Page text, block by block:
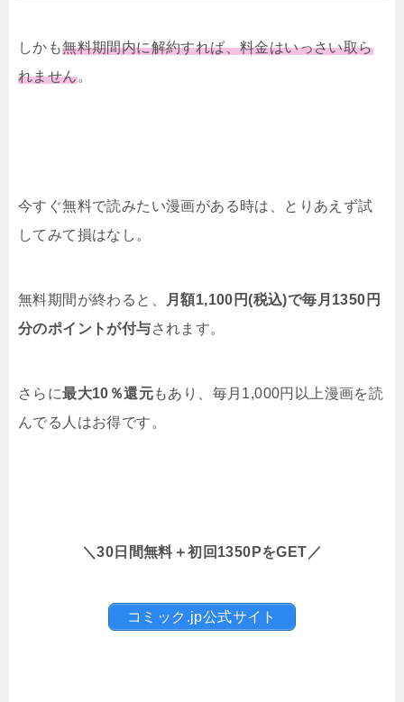
しかも無料期間内に解約すれば、料金はいっさい取ら
れません。
今すぐ無料で読みたい漫画がある時は、とりあえず試
してみて損はなし。
無料期間が終わると、
月額1,100円(税込)で毎月1350円
分のポイントが付与されます。
さらに最大10％還元もあり、毎月1,000円以上漫画を読
んでる人はお得です。
＼30日間無料＋初回1350PをGET／
コミック.jp公式サイト